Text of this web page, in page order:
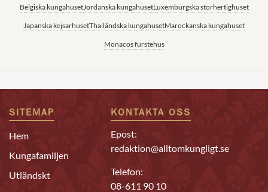
Belgiska kungahusetJordanska kungahusetLuxemburgska storhertighuset
Japanska kejsarhusetThailändska kungahusetMarockanska kungahuset
Monacos furstehus
SITEMAP
Hem
Kungafamiljen
Utländskt
KONTAKTA OSS
Epost:
redaktion@alltomkungligt.se
Telefon:
08-611 90 10